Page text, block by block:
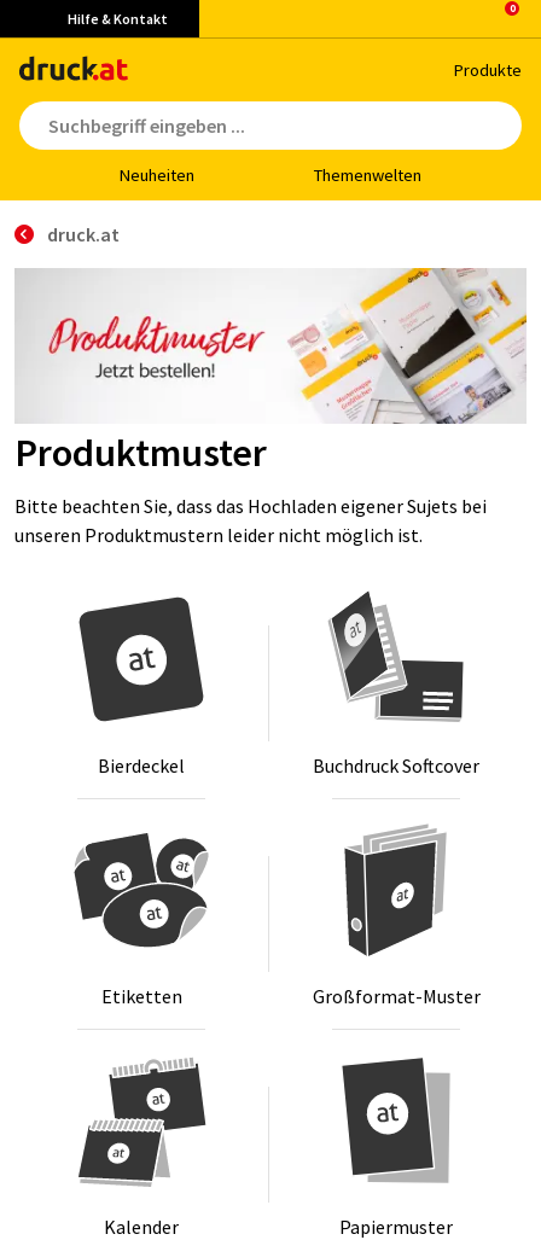
Hilfe & Kontakt
Pro­duk­te
Neu­hei­ten The­men­wel­ten
druck.at
Produktmuster
Bitte beachten Sie, dass das Hochladen eigener Sujets bei
unseren Produktmustern leider nicht möglich ist.
Bier­de­ckel Buch­druck Soft­co­ver
Eti­ket­ten Groß­for­mat-Mus­ter
Ka­len­der Pa­pier­mus­ter